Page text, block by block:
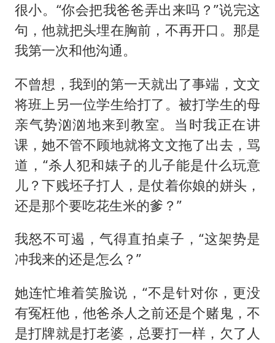
很小。“你会把我爸爸弄出来吗？”说完这
句，他就把头埋在胸前，不再开口。那是
我第一次和他沟通。
不曾想，我到的第一天就出了事端，文文
将班上另一位学生给打了。被打学生的母
亲气势汹汹地来到教室。当时我正在讲
课，她不管不顾地就将文文拖了出去，骂
道，“杀人犯和婊子的儿子能是什么玩意
儿？下贱坯子打人，是仗着你娘的姘头，
还是那个要吃花生米的爹？”
我怒不可遏，气得直拍桌子，“这架势是
冲我来的还是怎么？”
她连忙堆着笑脸说，“不是针对你，更没
有冤枉他，他爸杀人之前还是个赌鬼，不
是打牌就是打老婆，总要打一样，欠了人